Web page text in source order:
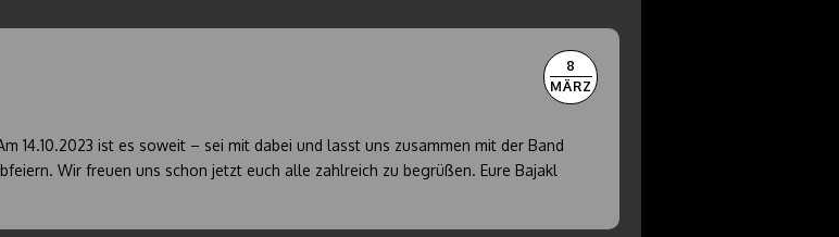
8
MÄRZ
14.10.2023 ist es soweit – sei mit dabei und lasst uns zusammen mit der Band
Wir freuen uns schon jetzt euch alle zahlreich zu begrüßen. Eure Bajakl